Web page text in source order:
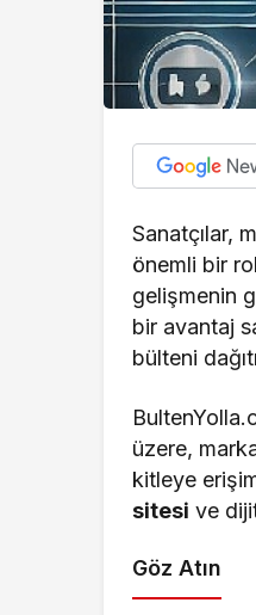
Sanatçılar,
önemli bir
gelişmenin
bir avantaj
bülteni
üzere,
kitleye
sitesi ve
Göz Atın